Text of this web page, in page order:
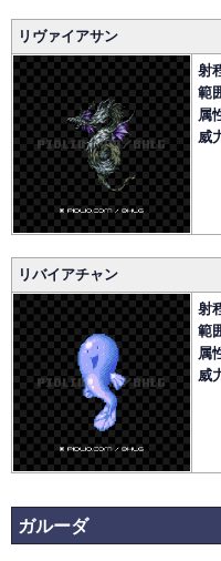
リヴァイアサン
射
範
属
威
リバイアチャン
射
範
属
威
ガルーダ